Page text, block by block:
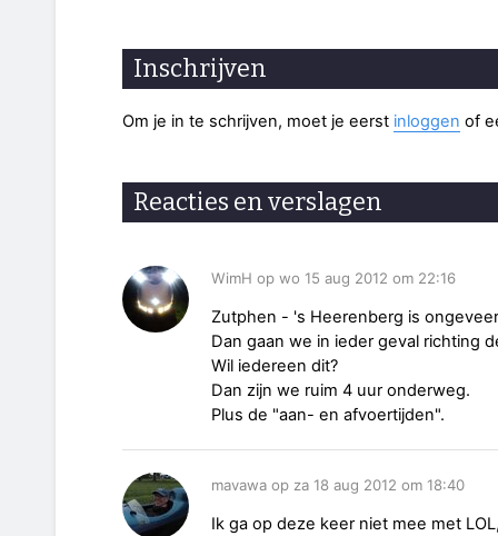
Inschrijven
Om je in te schrijven, moet je eerst inloggen of
Reacties en verslagen
WimH op wo 15 aug 2012 om 22:16
Zutphen - 's Heerenberg is
Dan gaan we in ieder geval richting
Wil iedereen dit?
Dan zijn we ruim 4 uur onderweg.
Plus de "aan- en afvoertijden".
mavawa op za 18 aug 2012 om 18:40
Ik ga op deze keer niet mee met